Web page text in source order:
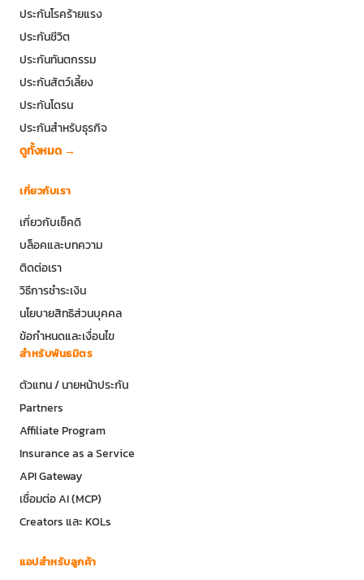
ประกันโรคร้ายแรง
ประกันชีวิต
ประกันทันตกรรม
ประกันสัตว์เลี้ยง
ประกันโดรน
ประกันสำหรับธุรกิจ
ดูทั้งหมด →
เกี่ยวกับเรา
เกี่ยวกับเช็คดิ
บล็อคและบทความ
ติดต่อเรา
วิธีการชำระเงิน
นโยบายสิทธิส่วนบุคคล
ข้อกำหนดและเงื่อนไข
สำหรับพันธมิตร
ตัวแทน / นายหน้าประกัน
Partners
Affiliate Program
Insurance as a Service
API Gateway
เชื่อมต่อ AI (MCP)
Creators และ KOLs
แอปสำหรับลูกค้า